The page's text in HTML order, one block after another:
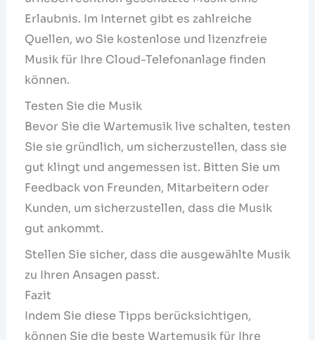
Erlaubnis. Im Internet gibt es zahlreiche
Quellen, wo Sie kostenlose und lizenzfreie
Musik für Ihre Cloud-Telefonanlage finden
können.
Testen Sie die Musik
Bevor Sie die Wartemusik live schalten, testen
Sie sie gründlich, um sicherzustellen, dass sie
gut klingt und angemessen ist. Bitten Sie um
Feedback von Freunden, Mitarbeitern oder
Kunden, um sicherzustellen, dass die Musik
gut ankommt.
Stellen Sie sicher, dass die ausgewählte Musik
zu Ihren Ansagen passt.
Fazit
Indem Sie diese Tipps berücksichtigen,
können Sie die beste Wartemusik für Ihre